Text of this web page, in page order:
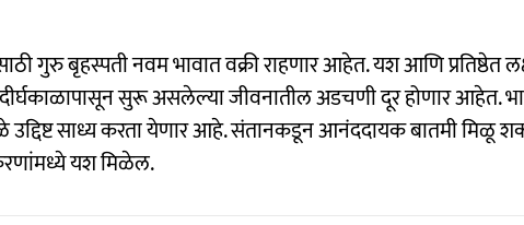
गुरु बृहस्पती नवम भावात वक्री राहणार आहेत. यश आणि प्रतिष्ठेत
सुरू असलेल्या जीवनातील अडचणी दूर होणार आहेत.
उद्दिष्ट साध्य करता येणार आहे. संतानकडून आनंददायक बातमी
यश मिळेल.